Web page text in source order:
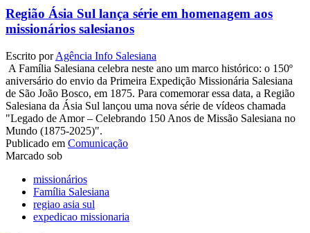
Região Ásia Sul lança série em homenagem aos
missionários salesianos
Escrito porAgência Info Salesiana
A Família Salesiana celebra neste ano um marco histórico: o 150º
aniversário do envio da Primeira Expedição Missionária Salesiana
de São João Bosco, em 1875. Para comemorar essa data, a Região
Salesiana da Ásia Sul lançou uma nova série de vídeos chamada
"Legado de Amor – Celebrando 150 Anos de Missão Salesiana no
Mundo (1875-2025)".
Publicado em Comunicação
Marcado sob
missionários
Família Salesiana
regiao asia sul
expedicao missionaria